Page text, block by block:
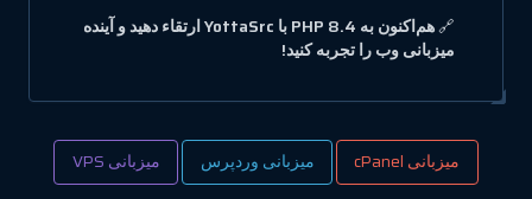
🔗
هم‌اکنون به PHP 8.4 با YottaSrc ارتقاء دهید و آینده
میزبانی وب را تجربه کنید!
میزبانی cPanel میزبانی وردپرس میزبانی VPS